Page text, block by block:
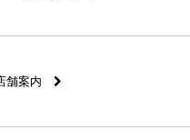
舗案内